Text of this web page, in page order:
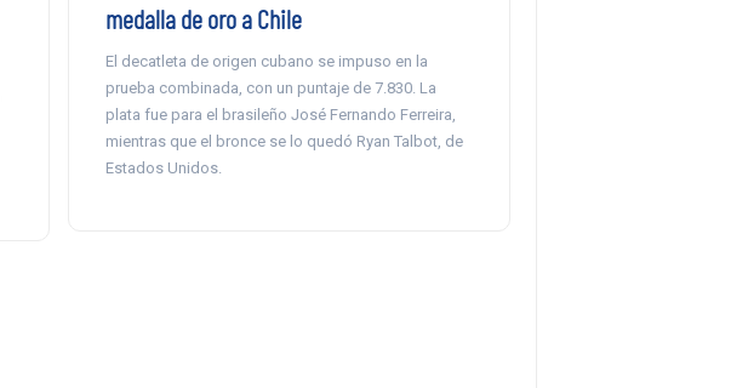
medalla de oro a Chile
El decatleta de origen cubano se impuso en la
prueba combinada, con un puntaje de 7.830. La
plata fue para el brasileño José Fernando Ferreira,
mientras que el bronce se lo quedó Ryan Talbot, de
Estados Unidos.